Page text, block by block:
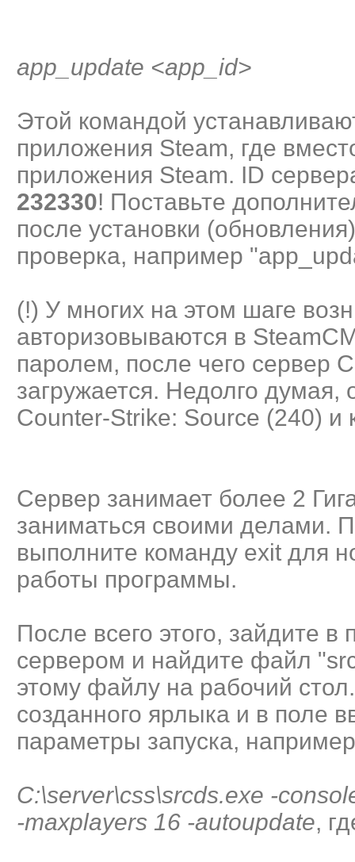
app_update <app_id>
Этой командой
приложения Steam, где
приложения Steam. ID
232330! Поставьте
после установки
проверка, например
(!) У многих на этом шаге
авторизовываются в
паролем, после чего сервер
загружается. Недолго
Counter-Strike: Source (240) и
Сервер занимает более 2
заниматься своими делами.
выполните команду exit для
работы программы.
После всего этого, зайдите
сервером и найдите файл
этому файлу на рабочий
созданного ярлыка и в поле
параметры запуска,
C:\server\css\srcds.exe -
-maxplayers 16 -autoupdate,